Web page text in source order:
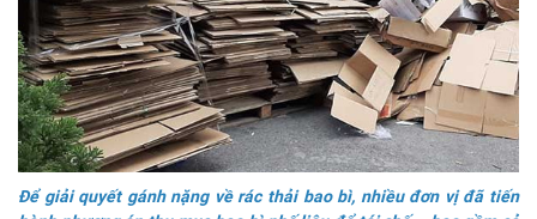
Để giải quyết gánh nặng về rác thải bao bì, nhiều đơn vị đã tiến